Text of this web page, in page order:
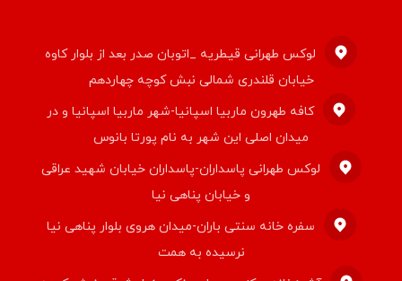
لوکس طهرانی قیطریه _اتوبان صدر بعد از بلوار کاوه
خیابان قلندری شمالی نبش کوچه چهاردهم
کافه طهرون ماربیا اسپانیا-شهر ماربیا اسپانیا و در
میدان اصلی این شهر به نام پورتا بانوس
لوکس طهرانی پاسداران-پاسداران خیابان شهید عراقی
و خیابان پناهی نیا
سفره خانه سنتی باران-میدان هروی بلوار پناهی نیا
نرسیده به همت